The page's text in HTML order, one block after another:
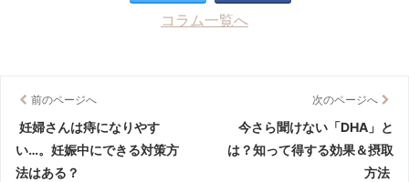
コラム一覧へ
前のページへ
妊婦さんは痔になりやす
い…。妊娠中にできる対策方
法はある？
次のページへ
今さら聞けない「DHA」と
は？知って得する効果＆摂取
方法